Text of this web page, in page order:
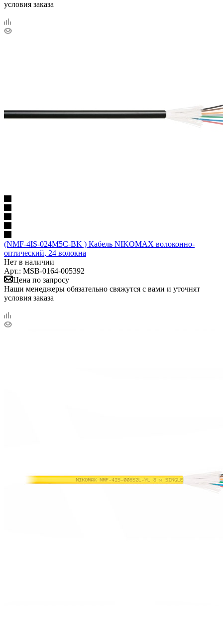
условия заказа
(NMF-4IS-024M5C-BK ) Кабель NIKOMAX волоконно-
оптический, 24 волокна
Нет в наличии
Арт.: MSB-0164-005392
Цена по запросу
Наши менеджеры обязательно свяжутся с вами и уточнят
условия заказа